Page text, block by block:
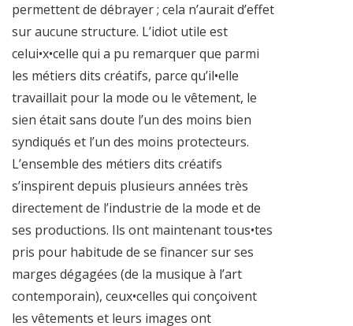
permettent de débrayer ; cela n’aurait d’effet
sur aucune structure. L’idiot utile est
celui•x•celle qui a pu remarquer que parmi
les métiers dits créatifs, parce qu’il•elle
travaillait pour la mode ou le vêtement, le
sien était sans doute l’un des moins bien
syndiqués et l’un des moins protecteurs.
L’ensemble des métiers dits créatifs
s’inspirent depuis plusieurs années très
directement de l’industrie de la mode et de
ses productions. Ils ont maintenant tous•tes
pris pour habitude de se financer sur ses
marges dégagées (de la musique à l’art
contemporain), ceux•celles qui conçoivent
les vêtements et leurs images ont